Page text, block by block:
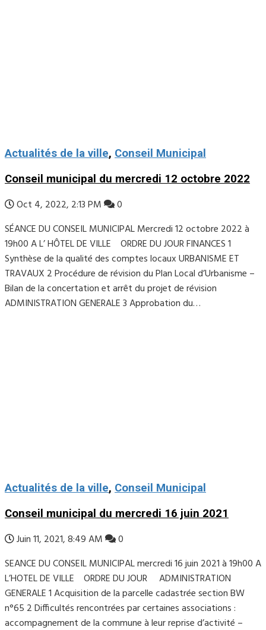
Actualités de la ville, Conseil Municipal
Conseil municipal du mercredi 12 octobre 2022
Oct 4, 2022, 2:13 PM
0
SÉANCE DU CONSEIL MUNICIPAL Mercredi 12 octobre 2022 à
19h00 A L’ HÔTEL DE VILLE ORDRE DU JOUR FINANCES 1
Synthèse de la qualité des comptes locaux URBANISME ET
TRAVAUX 2 Procédure de révision du Plan Local d’Urbanisme –
Bilan de la concertation et arrêt du projet de révision
ADMINISTRATION GENERALE 3 Approbation du…
Actualités de la ville, Conseil Municipal
Conseil municipal du mercredi 16 juin 2021
Juin 11, 2021, 8:49 AM
0
SEANCE DU CONSEIL MUNICIPAL mercredi 16 juin 2021 à 19h00 A
L’HOTEL DE VILLE ORDRE DU JOUR ADMINISTRATION
GENERALE 1 Acquisition de la parcelle cadastrée section BW
n°65 2 Difficultés rencontrées par certaines associations :
accompagnement de la commune à leur reprise d’activité –